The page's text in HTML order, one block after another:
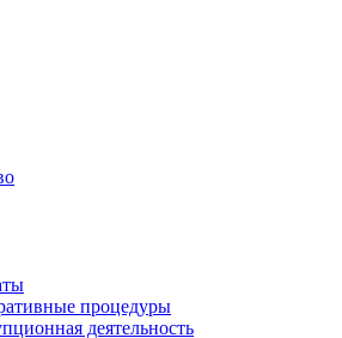
процедуры
деятельность